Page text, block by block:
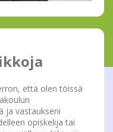
että olen töissä
ja vastaukseni
opiskelija tai